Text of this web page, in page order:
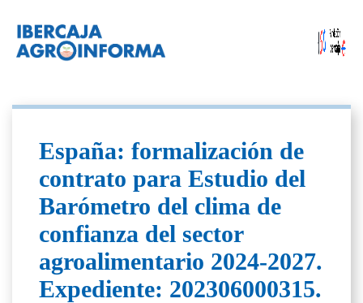
España: formalización de
contrato para Estudio del
Barómetro del clima de
confianza del sector
agroalimentario 2024-2027.
Expediente: 202306000315.